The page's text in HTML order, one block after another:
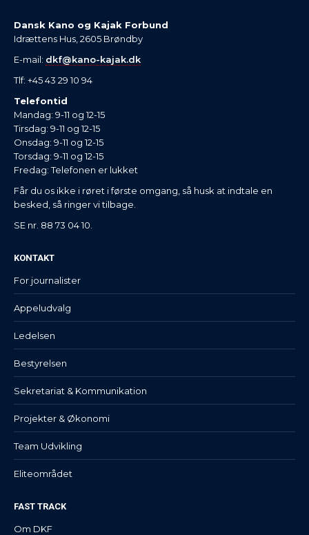
Dansk Kano og Kajak Forbund
Idrættens Hus, 2605 Brøndby
E-mail: dkf@kano-kajak.dk
Tlf: +45 43 29 10 94
Telefontid
Mandag: 9-11 og 12-15
Tirsdag: 9-11 og 12-15
Onsdag: 9-11 og 12-15
Torsdag: 9-11 og 12-15
Fredag: Telefonen er lukket
Får du os ikke i røret i første omgang, så husk at indtale en
besked, så ringer vi tilbage.
SE nr. 88 73 04 10.
KONTAKT
For journalister
Appeludvalg
Ledelsen
Bestyrelsen
Sekretariat & Kommunikation
Projekter & Økonomi
Team Udvikling
Eliteområdet
FAST TRACK
Om DKF